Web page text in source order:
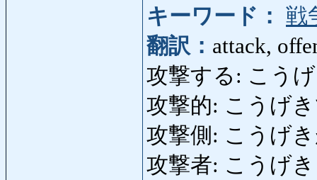
キーワード： 戦
翻訳： attack,
攻撃する: こうげ
攻撃的: こうげき
攻撃側: こうげき
攻撃者: こうげ